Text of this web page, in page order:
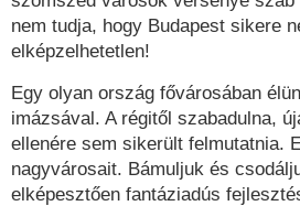
nem tudja, hogy Budapest sikere
elképzelhetetlen!
Egy olyan ország fővárosában
imázsával. A régitől szabadulna,
ellenére sem sikerült felmutatnia.
nagyvárosait. Bámuljuk és
elképesztően fantáziadús